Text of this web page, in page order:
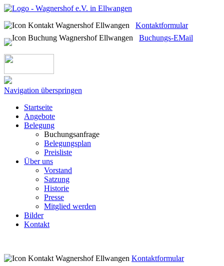
Kontaktformular
Buchungs-EMail
Navigation überspringen
Startseite
Angebote
Belegung
Buchungsanfrage
Belegungsplan
Preisliste
Über uns
Vorstand
Satzung
Historie
Presse
Mitglied werden
Bilder
Kontakt
Kontaktformular